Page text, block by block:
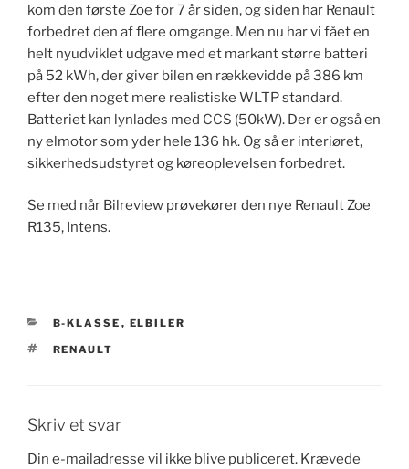
kom den første Zoe for 7 år siden, og siden har Renault
forbedret den af flere omgange. Men nu har vi fået en
helt nyudviklet udgave med et markant større batteri
på 52 kWh, der giver bilen en rækkevidde på 386 km
efter den noget mere realistiske WLTP standard.
Batteriet kan lynlades med CCS (50kW). Der er også en
ny elmotor som yder hele 136 hk. Og så er interiøret,
sikkerhedsudstyret og køreoplevelsen forbedret.
Se med når Bilreview prøvekører den nye Renault Zoe
R135, Intens.
KATEGORIER
B-KLASSE , ELBILER
TAGS
RENAULT
Skriv et svar
Din e-mailadresse vil ikke blive publiceret. Krævede